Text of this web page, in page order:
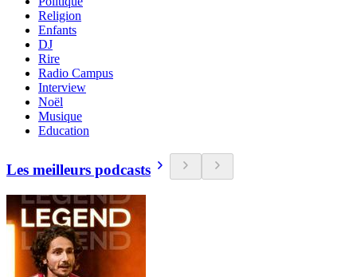
Religion
Enfants
DJ
Rire
Radio Campus
Interview
Noël
Musique
Education
Les meilleurs podcasts